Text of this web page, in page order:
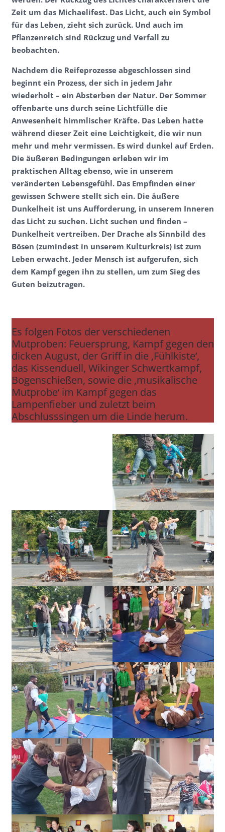
Zeit um das Michaelifest. Das Licht, auch ein Symbol
für das Leben, zieht sich zurück. Und auch im
Pflanzenreich sind Rückzug und Verfall zu
beobachten.
Nachdem die Reifeprozesse abgeschlossen sind
beginnt ein Prozess, der sich in jedem Jahr
wiederholt – ein Absterben der Natur. Der Sommer
offenbarte uns durch seine Lichtfülle die
Anwesenheit himmlischer Kräfte. Das Leben hatte
während dieser Zeit eine Leichtigkeit, die wir nun
mehr und mehr vermissen. Es wird dunkel auf Erden.
Die äußeren Bedingungen erleben wir im
praktischen Alltag ebenso, wie in unserem
veränderten Lebensgefühl. Das Empfinden einer
gewissen Schwere stellt sich ein. Die äußere
Dunkelheit ist uns Aufforderung, in unserem Inneren
das Licht zu suchen. Licht suchen und finden –
Dunkelheit vertreiben. Der Drache als Sinnbild des
Bösen (zumindest in unserem Kulturkreis) ist zum
Leben erwacht. Jeder Mensch ist aufgerufen, sich
dem Kampf gegen ihn zu stellen, um zum Sieg des
Guten beizutragen.
Es folgen Fotos der verschiedenen
Mutproben: Feuersprung, Kampf gegen den
dicken August, der Griff in die ‚Fühlkiste‘,
das Kissenduell, Wikinger Schwertkampf,
Bogenschießen, sowie die ‚musikalische
Mutprobe‘ im Kampf gegen das
Lampenfieber und zuletzt beim
Abschlusssingen um die Linde herum.